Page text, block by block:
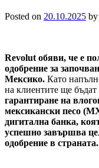
Posted on 20.10.2025 by
Revolut обяви, че е
одобрение за
Мексико. Като
на клиентите ще бъдат
гарантиране на
мексикански песо
дигитална банка,
успешно завършва
одобрение в страната.